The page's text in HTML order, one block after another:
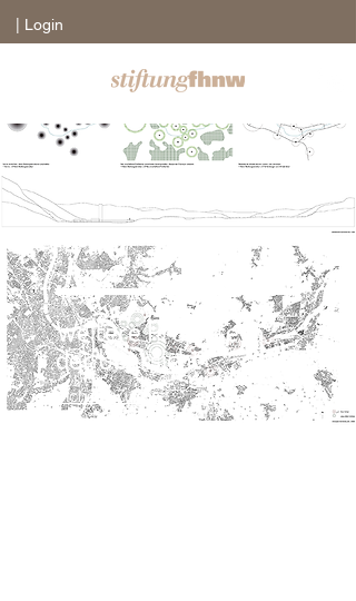
| Login
Weitere Projekte in
der Übersicht
Sichere Zukunft
Eye-Tracking Videos